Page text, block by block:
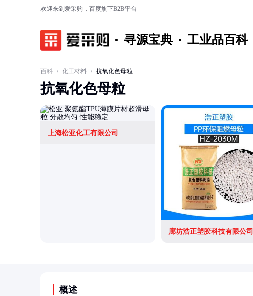
欢迎来到爱采购，百度旗下B2B平台
寻源宝典 工业品百科
百科 / 化工材料 / 抗氧化色母粒
抗氧化色母粒
上海松亚化工有限公司
廊坊浩正塑胶科技有限公司
概述